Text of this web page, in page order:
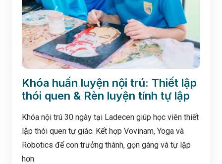
Khóa huấn luyện nội trú: Thiết lập
thói quen & Rèn luyện tính tự lập
Khóa nội trú 30 ngày tại Ladecen giúp học viên thiết
lập thói quen tự giác. Kết hợp Vovinam, Yoga và
Robotics để con trưởng thành, gọn gàng và tự lập
hơn.